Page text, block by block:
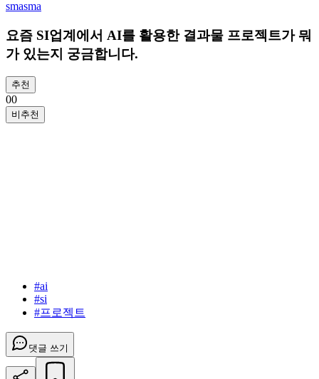
smasma
요즘 SI업계에서 AI를 활용한 결과물 프로젝트가 뭐
가 있는지 궁금합니다.
추천
00
비추천
#ai
#si
#프로젝트
댓글 쓰기